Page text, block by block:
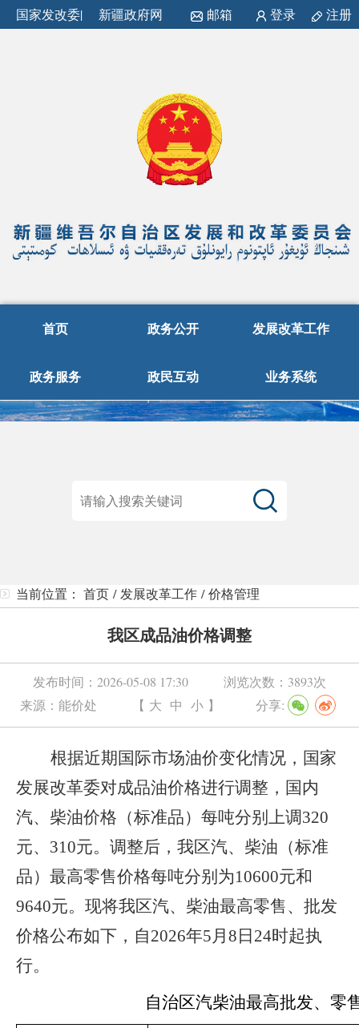
国家发改委| 新疆政府网 邮箱 登录 注册
首页 政务公开 发展改革工作
政务服务 政民互动 业务系统
当前位置： 首页 / 发展改革工作 /价格管理
我区成品油价格调整
发布时间： 2026-05-08 17:30 浏览次数： 3893次
来源： 能价处 【 大 中 小 】 分享:
根据近期国际市场油价变化情况，国家
发展改革委对成品油价格进行调整 ，国内
汽、柴油价格（标准品）每吨分别 上调320
元、 310元。调整后，我区汽、柴油 （标准
品）最高零售价格每吨分别为10600元和
9640元。现将我区汽、柴油最高零售、批发
价格公布如下，自2026年5 月 8 日 24时起执
行。
自治区汽柴油最高批发、零